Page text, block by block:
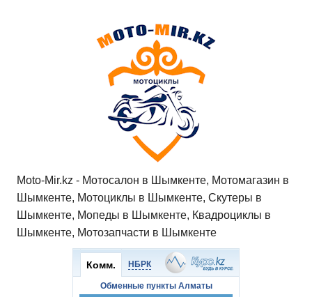
Moto-Mir.kz - Мотосалон в Шымкенте, Мотомагазин в
Шымкенте, Мотоциклы в Шымкенте, Скутеры в
Шымкенте, Мопеды в Шымкенте, Квадроциклы в
Шымкенте, Мотозапчасти в Шымкенте